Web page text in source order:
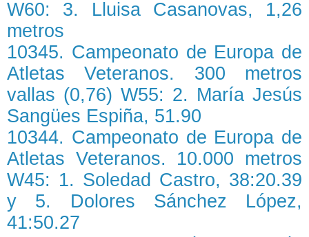
W60: 3. Lluisa Casanovas, 1,26
metros
10345. Campeonato de Europa de
Atletas Veteranos. 300 metros
vallas (0,76) W55: 2. María Jesús
Sangües Espiña, 51.90
10344. Campeonato de Europa de
Atletas Veteranos. 10.000 metros
W45: 1. Soledad Castro, 38:20.39
y 5. Dolores Sánchez López,
41:50.27